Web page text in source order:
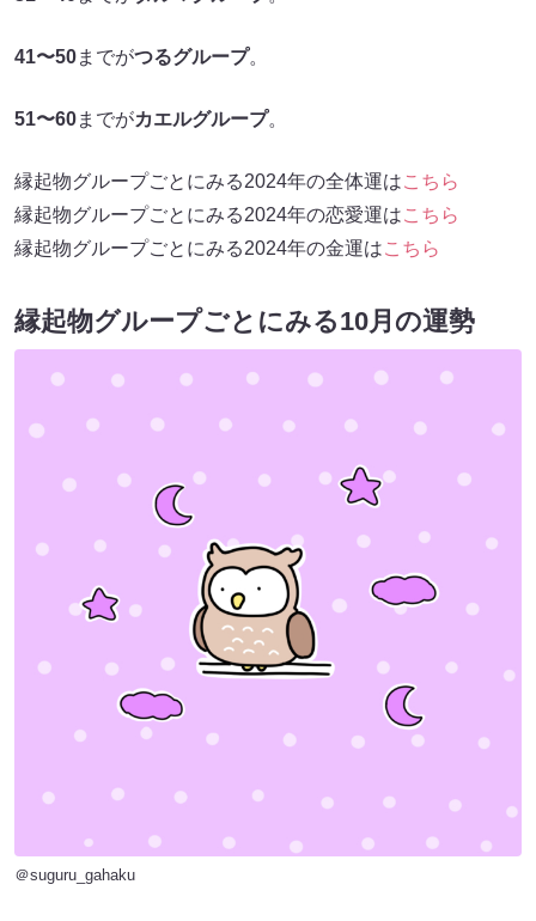
41〜50までがつるグループ。
51〜60までがカエルグループ。
縁起物グループごとにみる2024年の全体運はこちら
縁起物グループごとにみる2024年の恋愛運はこちら
縁起物グループごとにみる2024年の金運はこちら
縁起物グループごとにみる10月の運勢
＠suguru_gahaku